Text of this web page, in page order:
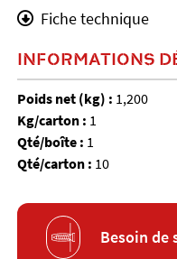
Fiche technique
INFORMATIONS
Poids net (kg) : 1,200
Kg/carton : 1
Qté/boîte : 1
Qté/carton : 10
Besoin de